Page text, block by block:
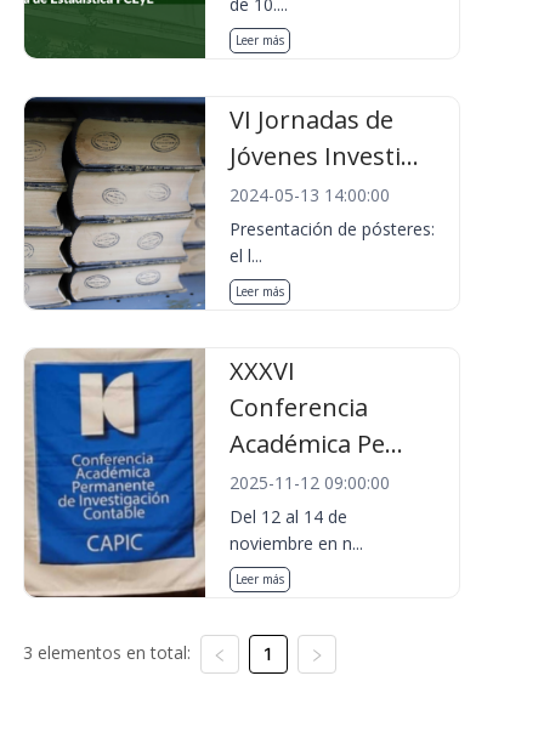
Leer más
VI Jornadas de
Jóvenes Investi...
2024-05-13 14:00:00
Presentación de pósteres:
el l...
Leer más
XXXVI
Conferencia
Académica Pe...
2025-11-12 09:00:00
Del 12 al 14 de
noviembre en n...
Leer más
3 elementos en total: 1